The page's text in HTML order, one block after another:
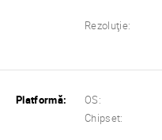
Rezoluţie:
Platformă: OS:
Chipset: